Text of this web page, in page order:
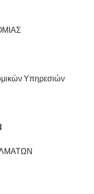
Υπηρεσιών